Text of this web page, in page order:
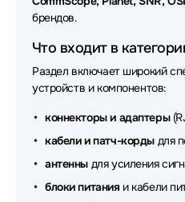
Аксессуары для сетевого
Аксессуары для сетевого
Аксессуары для сетевого
Аксессуары для сетевого
Аксессуары для сетевого
брендов.
Что входит в
Раздел включает широкий
устройств и компонентов:
коннекторы и адаптеры
кабели и патч-корды для
антенны для усиления
блоки питания и кабели